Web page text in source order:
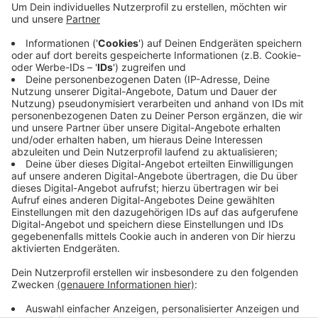
löste und genau auf ihn zuflog. Der Wuppertaler
zwei Scheiben eines Wetterunterstands. Die
Bundespolizei ermittelt jetzt wegen fahrlässiger
Körperverletzung und Gefährdung des
Bahnverkehrs. Die Lok gehört einem privaten
Eisenbahnunternehmen.
Veröffentlicht:Mittwoch, 04.11.2020 14:33
Anzeige
Anzeige